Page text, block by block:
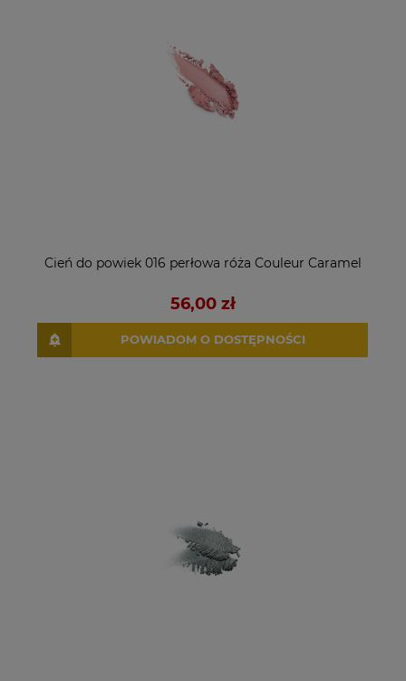
Cień do powiek 016 perłowa róża Couleur Caramel
56,00 zł
POWIADOM O DOSTĘPNOŚCI